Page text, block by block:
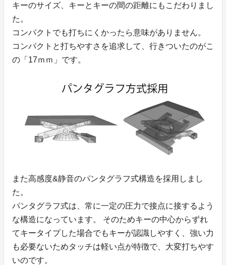
キーのサイズ、キーとキーの間の距離にもこだわりまし
た。
コンパクトでも打ちにくかったら意味がありません。
コンパクトと打ちやすさを追求して、行きついたのがこ
の「17ｍｍ」です。
また高感度&静音のパンタグラフ式構造を採用しまし
た。
パンタグラフ式は、常に一定の圧力で接点に接するよう
な構造になっています。 そのためキーの中心からずれ
てキータイプした場合でもキーが認識しやすく、強い力
も必要ないためタッチは軽い点が特徴で、大変打ちやす
いのです。